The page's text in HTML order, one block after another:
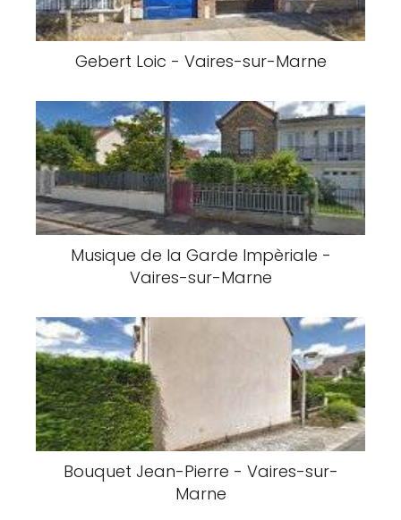
Gebert Loic - Vaires-sur-Marne
Musique de la Garde Impèriale -
Vaires-sur-Marne
Bouquet Jean-Pierre - Vaires-sur-
Marne